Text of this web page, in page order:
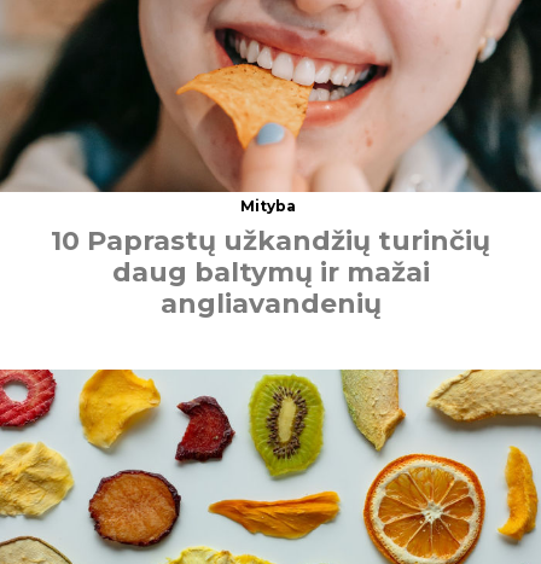
Mityba
10 Paprastų užkandžių turinčių
daug baltymų ir mažai
angliavandenių